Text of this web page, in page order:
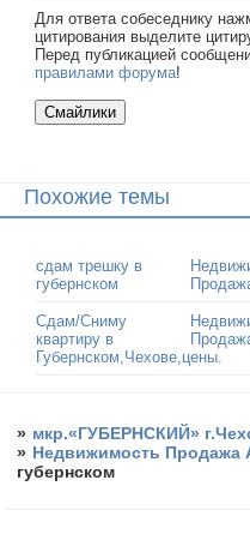
Для ответа собеседнику
цитирования выделите
Перед публикацией
правилами форума!
Похожие темы
сдам трешку в
губернском
Сдам/Сниму
квартиру в
Губернском,Чехове,цены.
» мкр.«ГУБЕРНСКИЙ»
» Недвижимость Продажа
губернском